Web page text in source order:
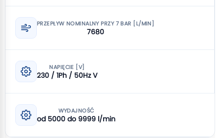
PRZEPŁYW NOMINALNY PRZY 7 BAR [L/MIN]
7680
NAPIĘCIE [V]
230 / 1Ph / 50Hz V
WYDAJNOŚĆ
od 5000 do 9999 l/min